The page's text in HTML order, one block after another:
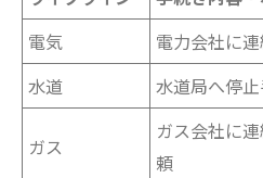
電気
電力会社に
水道
水道局へ停
ガス
ガス会社に
頼